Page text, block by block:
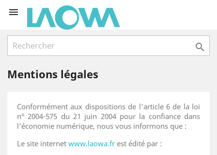


Mentions légales
Conformément aux dispositions de l'article 6 de la loi
n° 2004-575 du 21 juin 2004 pour la confiance dans
l'économie numérique, nous vous informons que :
Le site internet www.laowa.fr est édité par :